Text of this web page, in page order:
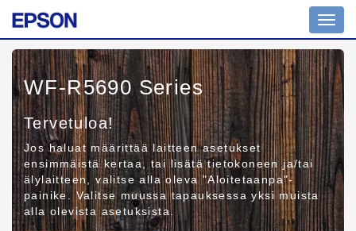
WF-R5690 Series
Tervetuloa!
Jos haluat määrittää laitteen asetukset
ensimmäistä kertaa, tai lisätä tietokoneen ja/tai
älylaitteen, valitse alla oleva "Aloitetaanpa"-
painike. Valitse muussa tapauksessa yksi muista
alla olevista asetuksista.